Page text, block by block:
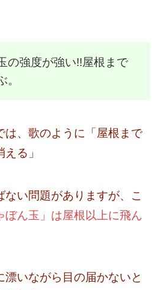
の強度が強い!!屋根まで
。
は、歌のように「屋根まで
る」
ない問題がありますが、こ
ぼん玉」は屋根以上に飛ん
漂いながら目の届かないと